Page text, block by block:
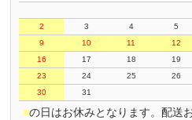
2
3 4 5
9
10 11 12
16
17 18 19
23
24 25 26
30
31
■の日はお休みとなります。配送